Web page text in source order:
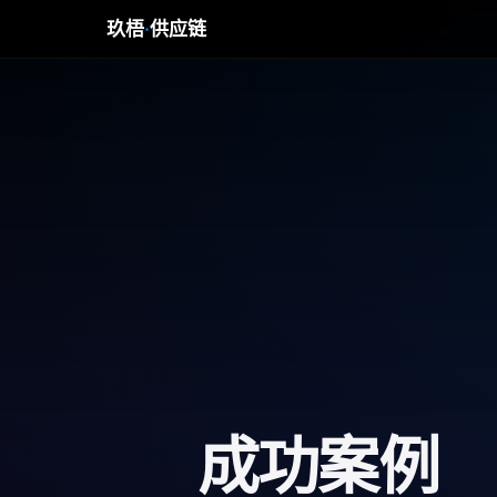
玖梧·供应链
成功案例